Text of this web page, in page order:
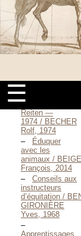
☰
teaching
riding / AUTY
Islay, 2011
Initiation et
utilisation du
horse-ball
Jean-Noël, mars
2000
Reiten —
1974 / BECHER
Rolf, 1974
Éduquer
avec les
animaux /
François, 2014
Conseils aux
instructeurs
d’équitation /
GIRONIÈRE
Yves, 1968
Apprentissages